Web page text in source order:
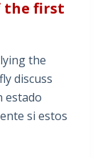
the first
the
discuss
estado
si estos